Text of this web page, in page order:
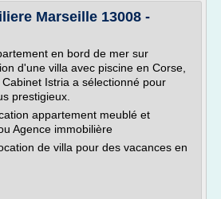
Marseille 13008 -
en bord de mer sur
d'une villa avec piscine en Corse,
Istria a sélectionné pour
prestigieux.
appartement meublé et
Agence immobilière
de villa pour des vacances en